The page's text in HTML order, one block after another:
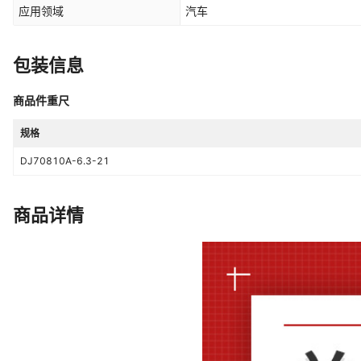
应用领域 汽车
包装信息
商品件重尺
规格
DJ70810A-6.3-21
商品详情